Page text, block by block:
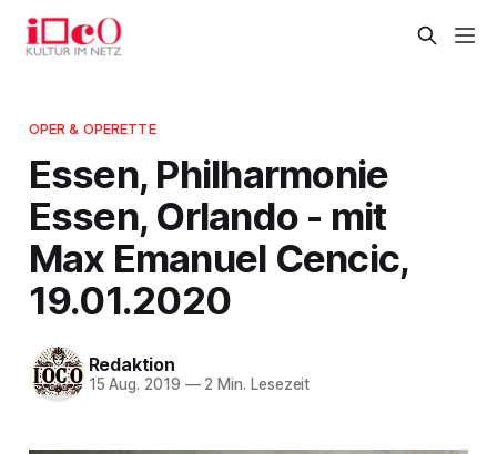
OPER & OPERETTE
Essen, Philharmonie
Essen, Orlando - mit
Max Emanuel Cencic,
19.01.2020
Redaktion
15 Aug. 2019 —2 Min. Lesezeit